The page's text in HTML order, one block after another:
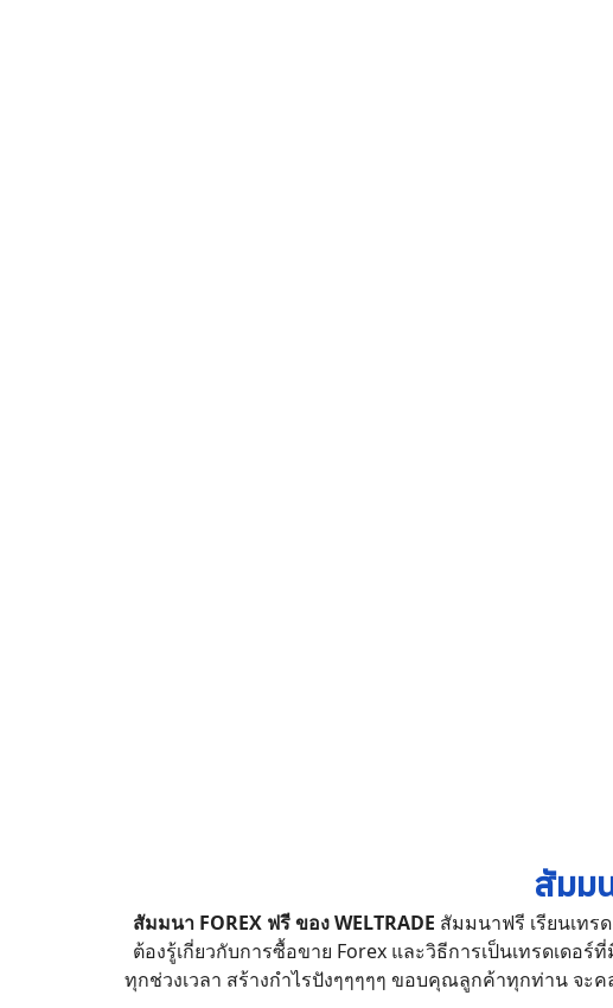
สัมม
สัมมนา FOREX ฟรีของWELTRADE สัมมนาฟรี เรียนเทร
ต้องรู้เกี่ยวกับการซื้อขาย Forex และวิธีการเป็นเทรดเด
ทุกช่วงเวลา สร้างกำไรปังๆๆๆๆๆ ขอบคุณลูกค้าทุกท่าน จะ